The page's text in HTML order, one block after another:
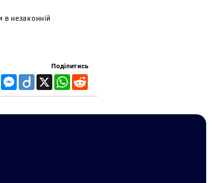
в незаконній
Поділитись
TelegramMessenger
Diigo X WhatsApp